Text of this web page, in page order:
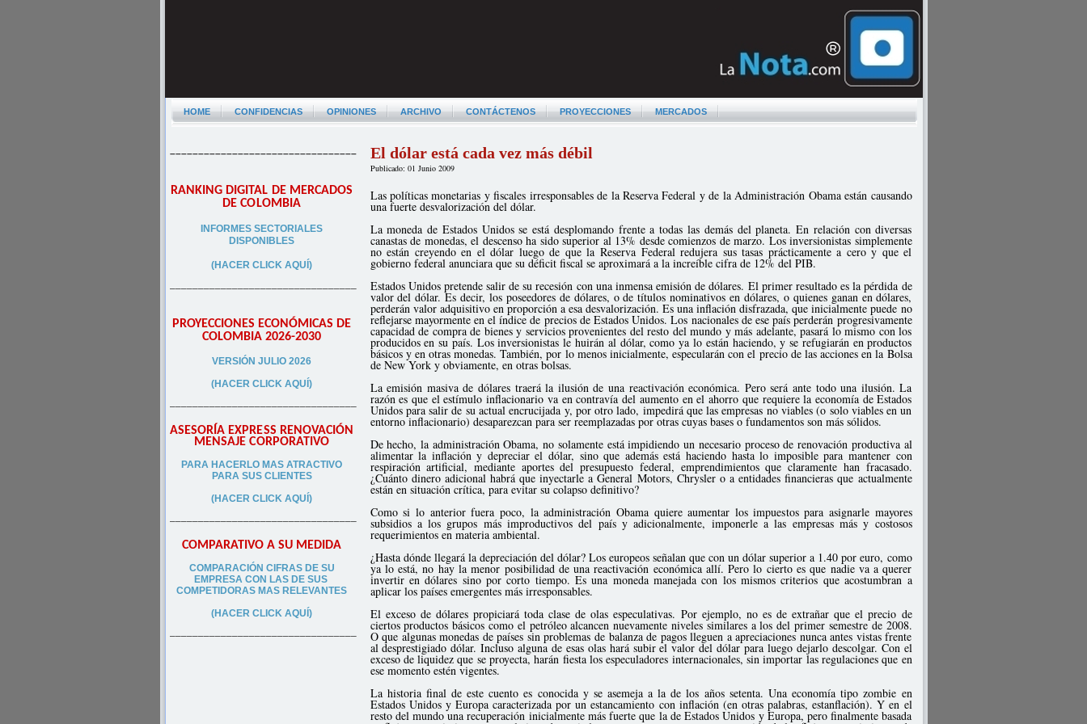
HOME CONFIDENCIAS OPINIONES ARCHIVO CONTÁCTENOS PROYECCIONES MERCADOS
–––––––––––––––––––––––––––––––––
RANKING DIGITAL DE MERCADOS
DE COLOMBIA
INFORMES SECTORIALES
DISPONIBLES
(HACER CLICK AQUÍ)
–––––––––––––––––––––––––––––––––
PROYECCIONES ECONÓMICAS DE
COLOMBIA 2026-2030
VERSIÓN JULIO 2026
(HACER CLICK AQUÍ)
–––––––––––––––––––––––––––––––––
ASESORÍA EXPRESS RENOVACIÓN
MENSAJE CORPORATIVO
PARA HACERLO MAS ATRACTIVO
PARA SUS CLIENTES
(HACER CLICK AQUÍ)
–––––––––––––––––––––––––––––––––
COMPARATIVO A SU MEDIDA
COMPARACIÓN CIFRAS DE SU
EMPRESA CON LAS DE SUS
COMPETIDORAS MAS RELEVANTES
(HACER CLICK AQUÍ)
–––––––––––––––––––––––––––––––––
El dólar está cada vez más débil
Publicado: 01 Junio 2009
Las políticas monetarias y fiscales irresponsables de la Reserva Federal y de la Administración Obama están causando
una fuerte desvalorización del dólar.
La moneda de Estados Unidos se está desplomando frente a todas las demás del planeta. En relación con diversas
canastas de monedas, el descenso ha sido superior al 13% desde comienzos de marzo. Los inversionistas simplemente
no están creyendo en el dólar luego de que la Reserva Federal redujera sus tasas prácticamente a cero y que el
gobierno federal anunciara que su déficit fiscal se aproximará a la increíble cifra de 12% del PIB.
Estados Unidos pretende salir de su recesión con una inmensa emisión de dólares. El primer resultado es la pérdida de
valor del dólar. Es decir, los poseedores de dólares, o de títulos nominativos en dólares, o quienes ganan en dólares,
perderán valor adquisitivo en proporción a esa desvalorización. Es una inflación disfrazada, que inicialmente puede no
reflejarse mayormente en el índice de precios de Estados Unidos. Los nacionales de ese país perderán progresivamente
capacidad de compra de bienes y servicios provenientes del resto del mundo y más adelante, pasará lo mismo con los
producidos en su país. Los inversionistas le huirán al dólar, como ya lo están haciendo, y se refugiarán en productos
básicos y en otras monedas. También, por lo menos inicialmente, especularán con el precio de las acciones en la Bolsa
de New York y obviamente, en otras bolsas.
La emisión masiva de dólares traerá la ilusión de una reactivación económica. Pero será ante todo una ilusión. La
razón es que el estímulo inflacionario va en contravía del aumento en el ahorro que requiere la economía de Estados
Unidos para salir de su actual encrucijada y, por otro lado, impedirá que las empresas no viables (o solo viables en un
entorno inflacionario) desaparezcan para ser reemplazadas por otras cuyas bases o fundamentos son más sólidos.
De hecho, la administración Obama, no solamente está impidiendo un necesario proceso de renovación productiva al
alimentar la inflación y depreciar el dólar, sino que además está haciendo hasta lo imposible para mantener con
respiración artificial, mediante aportes del presupuesto federal, emprendimientos que claramente han fracasado.
¿Cuánto dinero adicional habrá que inyectarle a General Motors, Chrysler o a entidades financieras que actualmente
están en situación crítica, para evitar su colapso definitivo?
Como si lo anterior fuera poco, la administración Obama quiere aumentar los impuestos para asignarle mayores
subsidios a los grupos más improductivos del país y adicionalmente, imponerle a las empresas más y costosos
requerimientos en materia ambiental.
¿Hasta dónde llegará la depreciación del dólar? Los europeos señalan que con un dólar superior a 1.40 por euro, como
ya lo está, no hay la menor posibilidad de una reactivación económica allí. Pero lo cierto es que nadie va a querer
invertir en dólares sino por corto tiempo. Es una moneda manejada con los mismos criterios que acostumbran a
aplicar los países emergentes más irresponsables.
El exceso de dólares propiciará toda clase de olas especulativas. Por ejemplo, no es de extrañar que el precio de
ciertos productos básicos como el petróleo alcancen nuevamente niveles similares a los del primer semestre de 2008.
O que algunas monedas de países sin problemas de balanza de pagos lleguen a apreciaciones nunca antes vistas frente
al desprestigiado dólar. Incluso alguna de esas olas hará subir el valor del dólar para luego dejarlo descolgar. Con el
exceso de liquidez que se proyecta, harán fiesta los especuladores internacionales, sin importar las regulaciones que en
ese momento estén vigentes.
La historia final de este cuento es conocida y se asemeja a la de los años setenta. Una economía tipo zombie en
Estados Unidos y Europa caracterizada por un estancamiento con inflación (en otras palabras, estanflación). Y en el
resto del mundo una recuperación inicialmente más fuerte que la de Estados Unidos y Europa, pero finalmente basada